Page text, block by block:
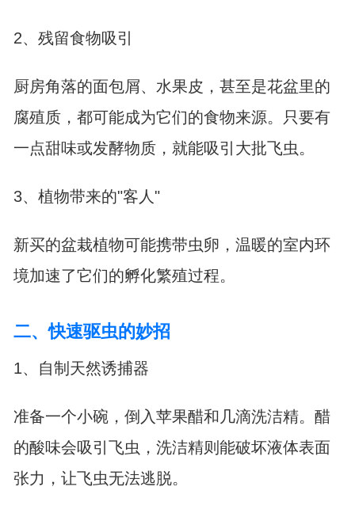
2、残留食物吸引
厨房角落的面包屑、水果皮，甚至是花盆里的
腐殖质，都可能成为它们的食物来源。只要有
一点甜味或发酵物质，就能吸引大批飞虫。
3、植物带来的"客人"
新买的盆栽植物可能携带虫卵，温暖的室内环
境加速了它们的孵化繁殖过程。
二、快速驱虫的妙招
1、自制天然诱捕器
准备一个小碗，倒入苹果醋和几滴洗洁精。醋
的酸味会吸引飞虫，洗洁精则能破坏液体表面
张力，让飞虫无法逃脱。